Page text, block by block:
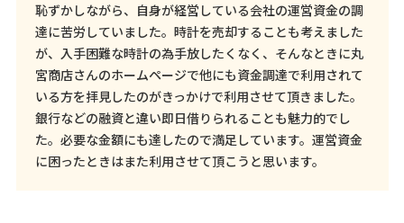
恥ずかしながら、自身が経営している会社の運営資金の調
達に苦労していました。時計を売却することも考えました
が、入手困難な時計の為手放したくなく、そんなときに丸
宮商店さんのホームページで他にも資金調達で利用されて
いる方を拝見したのがきっかけで利用させて頂きました。
銀行などの融資と違い即日借りられることも魅力的でし
た。必要な金額にも達したので満足しています。運営資金
に困ったときはまた利用させて頂こうと思います。